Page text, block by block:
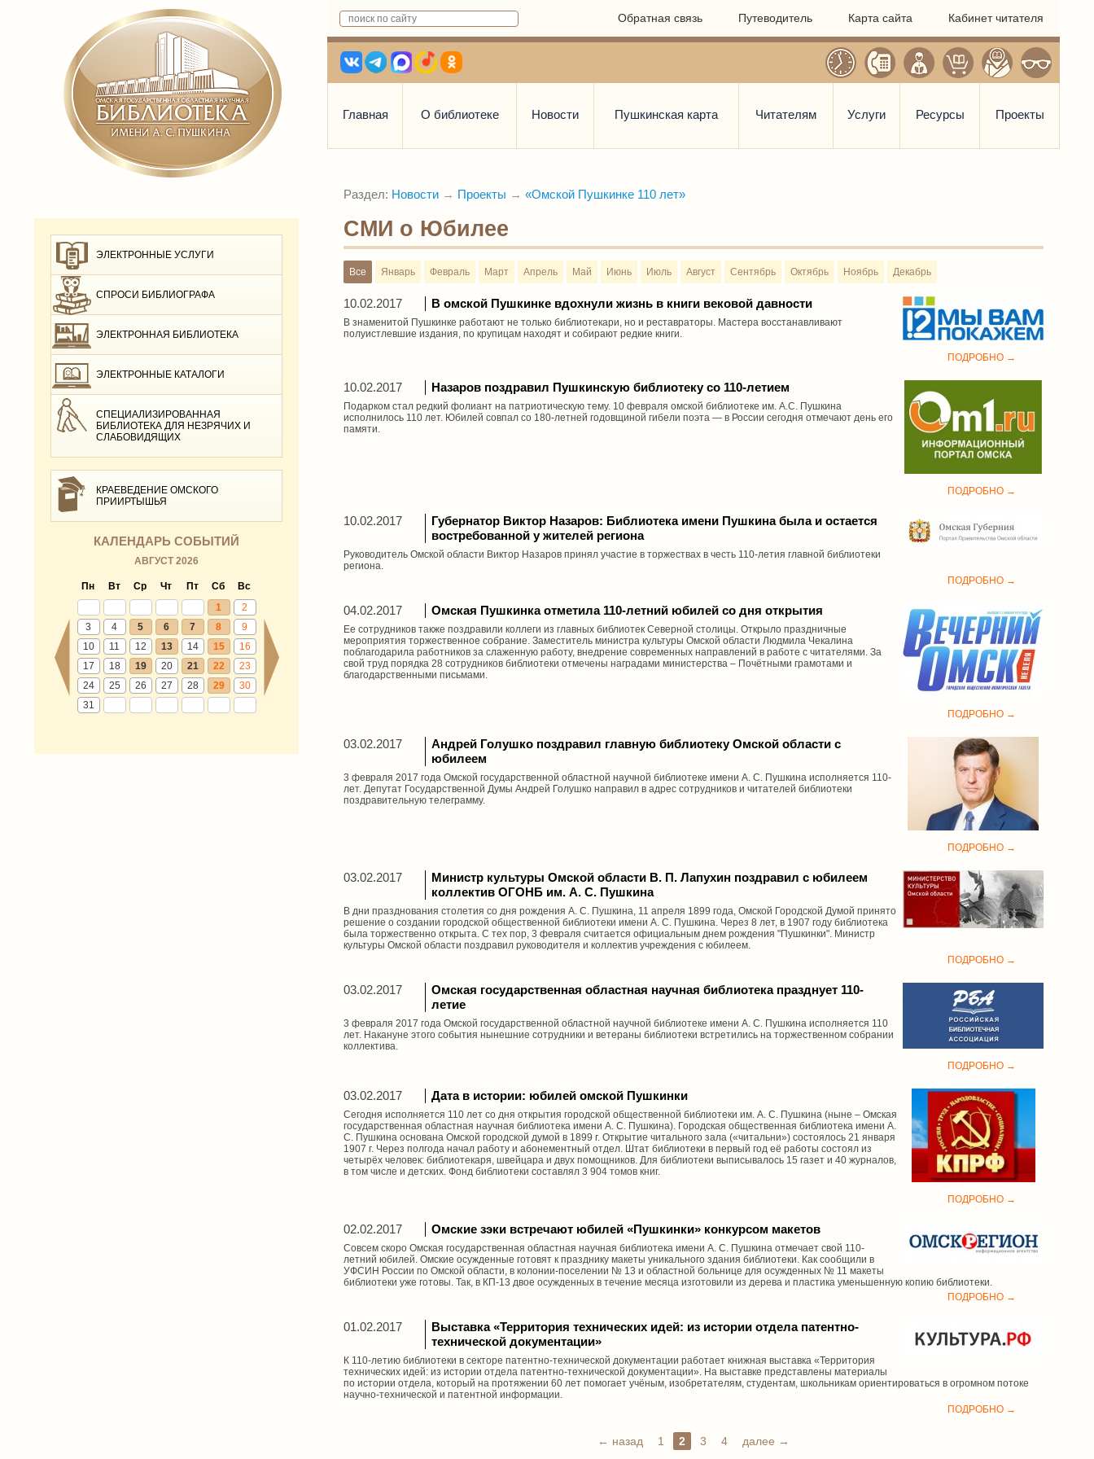
Обратная связь Путеводитель Карта сайта Кабинет читателя
Главная О библиотеке Новости Пушкинская карта Читателям Услуги Ресурсы Проекты
ЭЛЕКТРОННЫЕ УСЛУГИ
СПРОСИ БИБЛИОГРАФА
ЭЛЕКТРОННАЯ БИБЛИОТЕКА
ЭЛЕКТРОННЫЕ КАТАЛОГИ
СПЕЦИАЛИЗИРОВАННАЯ
БИБЛИОТЕКА ДЛЯ НЕЗРЯЧИХ И
СЛАБОВИДЯЩИХ
КРАЕВЕДЕНИЕ ОМСКОГО
ПРИИРТЫШЬЯ
КАЛЕНДАРЬ СОБЫТИЙ
АВГУСТ 2026
Пн Вт Ср Чт Пт Сб
Вс
1
2
3
4 5 6 7 8
9
10
11 12 13 14 15
16
17
18 19 20 21 22
23
24
25 26 27 28 29
30
31
Раздел: Новости → Проекты → «Омской Пушкинке 110 лет»
СМИ о Юбилее
Все Январь Февраль Март Апрель Май Июнь Июль Август Сентябрь Октябрь Ноябрь Декабрь
10.02.2017 В омской Пушкинке вдохнули жизнь в книги вековой давности
В знаменитой Пушкинке работают не только библиотекари, но и реставраторы. Мастера восстанавливают
полуистлевшие издания, по крупицам находят и собирают редкие книги.
ПОДРОБНО →
10.02.2017 Назаров поздравил Пушкинскую библиотеку со 110-летием
Подарком стал редкий фолиант на патриотическую тему. 10 февраля омской библиотеке им. А.С. Пушкина
исполнилось 110 лет. Юбилей совпал со 180-летней годовщиной гибели поэта — в России сегодня отмечают день его
памяти.
ПОДРОБНО →
10.02.2017
Губернатор Виктор Назаров: Библиотека имени Пушкина была и остается
востребованной у жителей региона
Руководитель Омской области Виктор Назаров принял участие в торжествах в честь 110-летия главной библиотеки
региона.
ПОДРОБНО →
04.02.2017 Омская Пушкинка отметила 110-летний юбилей со дня открытия
Ее сотрудников также поздравили коллеги из главных библиотек Северной столицы. Открыло праздничные
мероприятия торжественное собрание. Заместитель министра культуры Омской области Людмила Чекалина
поблагодарила работников за слаженную работу, внедрение современных направлений в работе с читателями. За
свой труд порядка 28 сотрудников библиотеки отмечены наградами министерства – Почётными грамотами и
благодарственными письмами.
ПОДРОБНО →
03.02.2017
Андрей Голушко поздравил главную библиотеку Омской области с
юбилеем
3 февраля 2017 года Омской государственной областной научной библиотеке имени А. С. Пушкина исполняется 110-
лет. Депутат Государственной Думы Андрей Голушко направил в адрес сотрудников и читателей библиотеки
поздравительную телеграмму.
ПОДРОБНО →
03.02.2017
Министр культуры Омской области В. П. Лапухин поздравил с юбилеем
коллектив ОГОНБ им. А. С. Пушкина
В дни празднования столетия со дня рождения А. С. Пушкина, 11 апреля 1899 года, Омской Городской Думой принято
решение о создании городской общественной библиотеки имени А. С. Пушкина. Через 8 лет, в 1907 году библиотека
была торжественно открыта. С тех пор, 3 февраля считается официальным днем рождения "Пушкинки". Министр
культуры Омской области поздравил руководителя и коллектив учреждения с юбилеем.
ПОДРОБНО →
03.02.2017
Омская государственная областная научная библиотека празднует 110-
летие
3 февраля 2017 года Омской государственной областной научной библиотеке имени А. С. Пушкина исполняется 110
лет. Накануне этого события нынешние сотрудники и ветераны библиотеки встретились на торжественном собрании
коллектива.
ПОДРОБНО →
03.02.2017 Дата в истории: юбилей омской Пушкинки
Сегодня исполняется 110 лет со дня открытия городской общественной библиотеки им. А. С. Пушкина (ныне – Омская
государственная областная научная библиотека имени А. С. Пушкина). Городская общественная библиотека имени А.
С. Пушкина основана Омской городской думой в 1899 г. Открытие читального зала («читальни») состоялось 21 января
1907 г. Через полгода начал работу и абонементный отдел. Штат библиотеки в первый год её работы состоял из
четырёх человек: библиотекаря, швейцара и двух помощников. Для библиотеки выписывалось 15 газет и 40 журналов,
в том числе и детских. Фонд библиотеки составлял 3 904 томов книг.
ПОДРОБНО →
02.02.2017 Омские зэки встречают юбилей «Пушкинки» конкурсом макетов
Совсем скоро Омская государственная областная научная библиотека имени А. С. Пушкина отмечает свой 110-
летний юбилей. Омские осужденные готовят к празднику макеты уникального здания библиотеки. Как сообщили в
УФСИН России по Омской области, в колонии-поселении № 13 и областной больнице для осужденных № 11 макеты
библиотеки уже готовы. Так, в КП-13 двое осужденных в течение месяца изготовили из дерева и пластика уменьшенную копию библиотеки.
ПОДРОБНО →
01.02.2017
Выставка «Территория технических идей: из истории отдела патентно-
технической документации»
К 110-летию библиотеки в секторе патентно-технической документации работает книжная выставка «Территория
технических идей: из истории отдела патентно-технической документации». На выставке представлены материалы
по истории отдела, который на протяжении 60 лет помогает учёным, изобретателям, студентам, школьникам ориентироваться в огромном потоке
научно-технической и патентной информации.
ПОДРОБНО →
← назад 1 2 3 4 далее →